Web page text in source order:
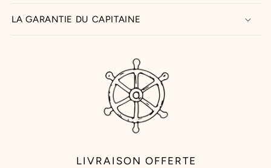
LA GARANTIE DU CAPITAINE
LIVRAISON OFFERTE